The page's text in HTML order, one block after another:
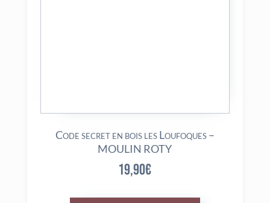
Code secret en bois les Loufoques –
MOULIN ROTY
19,90€